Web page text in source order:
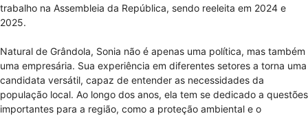
trabalho na Assembleia da República, sendo reeleita em 2024 e
2025.
Natural de Grândola, Sonia não é apenas uma política, mas também
uma empresária. Sua experiência em diferentes setores a torna uma
candidata versátil, capaz de entender as necessidades da
população local. Ao longo dos anos, ela tem se dedicado a questões
importantes para a região, como a proteção ambiental e o